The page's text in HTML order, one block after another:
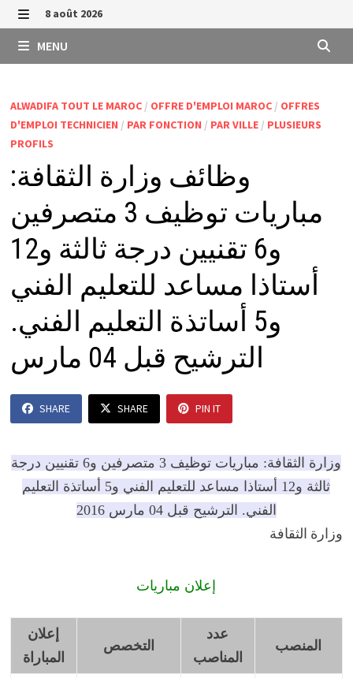
Passer
au
contenu
MENU
8 août 2026
MENU
ALWADIFA TOUT LE MAROC/ OFFRE D'EMPLOI MAROC/ OFFRES
D'EMPLOI TECHNICIEN / PAR FONCTION / PAR VILLE/ PLUSIEURS
PROFILS
وظائف وزارة الثقافة:
مباريات توظيف 3 متصرفين
و6 تقنيين درجة ثالثة و12
أستاذا مساعد للتعليم الفني
و5 أساتذة التعليم الفني.
الترشيح قبل 04 مارس
SHARE SHARE PIN IT
وزارة الثقافة: مباريات توظيف 3 متصرفين و6 تقنيين درجة
ثالثة و12 أستاذا مساعد للتعليم الفني و5 أساتذة التعليم
الفني. الترشيح قبل 04 مارس 2016
وزارة الثقافة
إعلان مباريات
إعلان
المباراة
التخصص
عدد
المناصب
المنصب